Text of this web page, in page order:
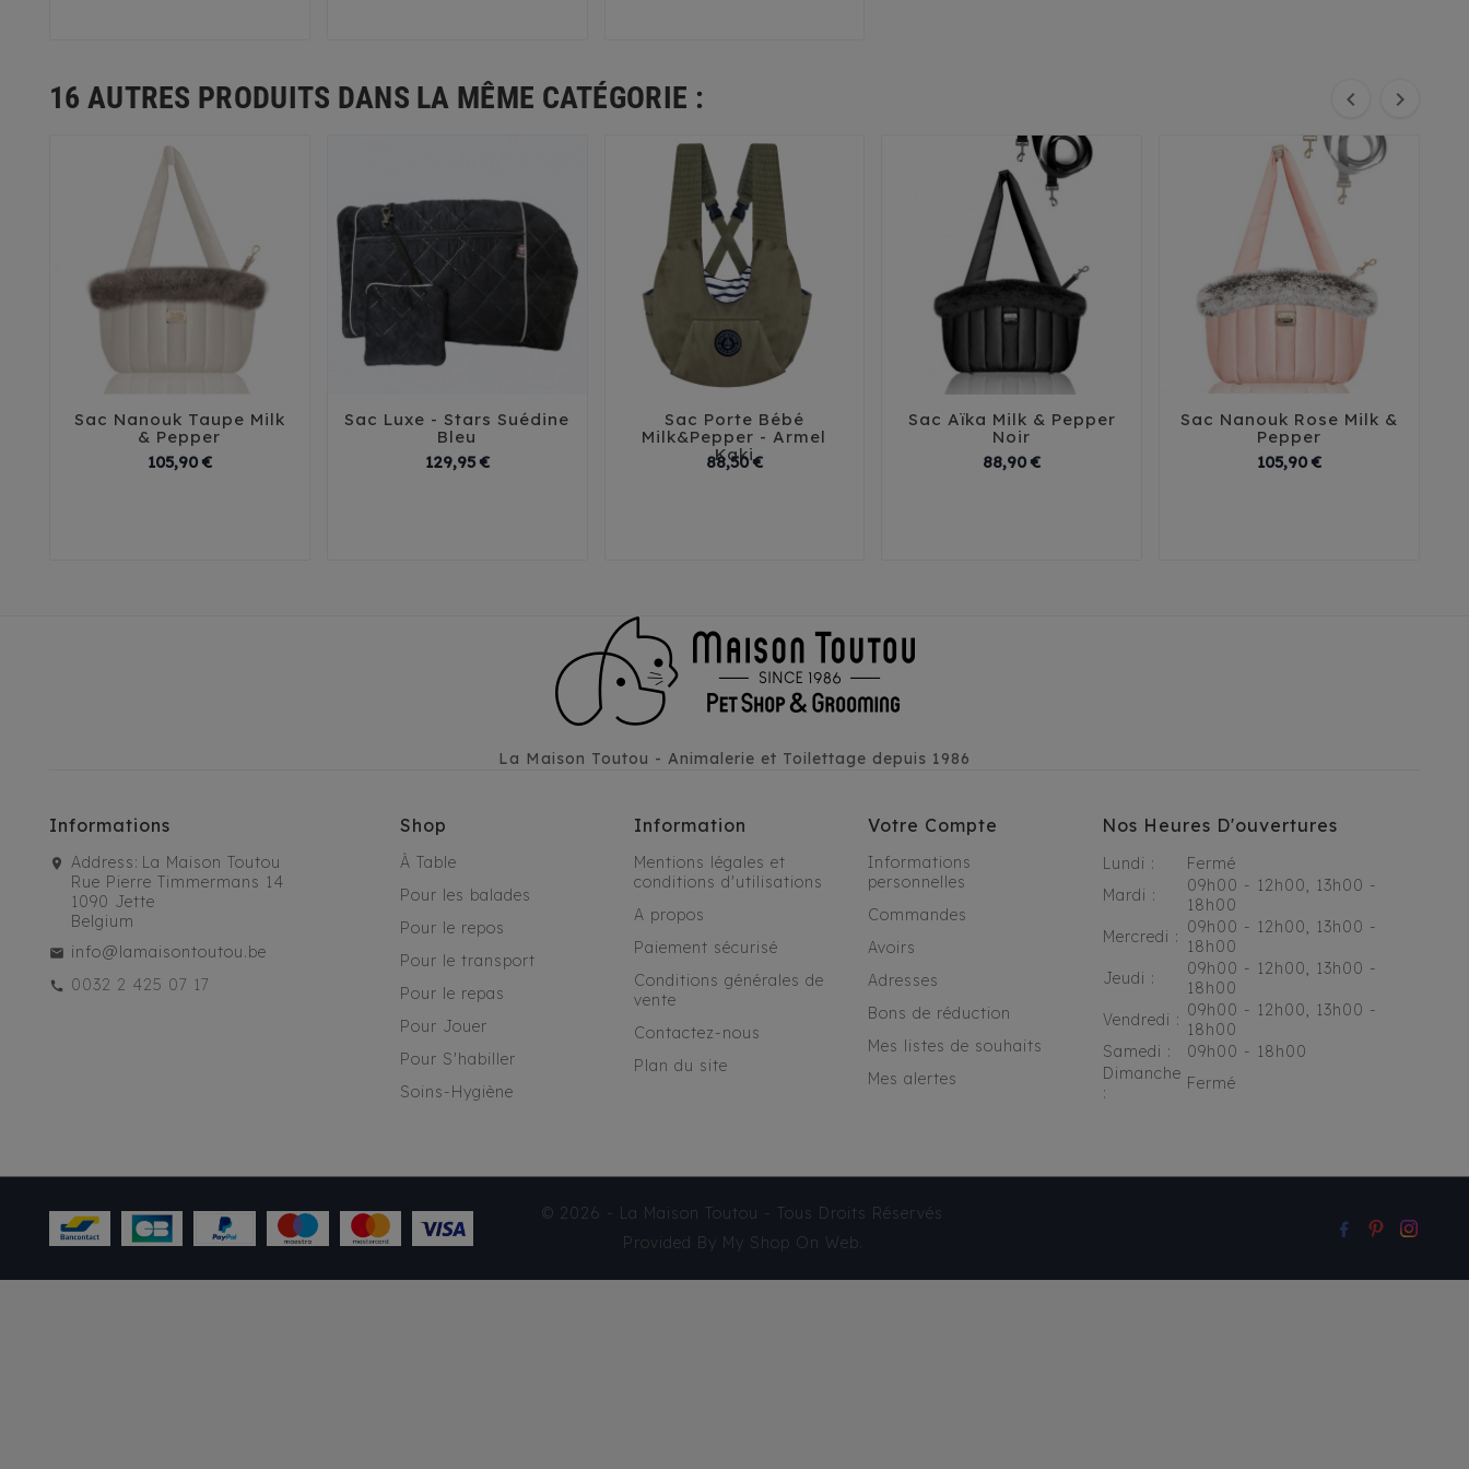
16 AUTRES PRODUITS DANS LA MÊME CATÉGORIE :  
  
Sac Nanouk Taupe Milk
& Pepper
105,90 €Prix

Sac Luxe - Stars Suédine
Bleu
129,95 €Prix
  
Sac Porte Bébé
Milk&Pepper - Armel
Kaki
88,50 €Prix

Sac Aïka Milk & Pepper
Noir
88,90 €Prix

Sac Nanouk Rose Milk &
Pepper
105,90 €Prix
La Maison Toutou - Animalerie et Toilettage depuis 1986
Informations
Address: La Maison Toutou
Rue Pierre Timmermans 14
1090 Jette
Belgium
info@lamaisontoutou.be
0032 2 425 07 17
Shop
À Table
Pour les balades
Pour le repos
Pour le transport
Pour le repas
Pour Jouer
Pour S'habiller
Soins-Hygiène
Information
Mentions légales et
conditions d'utilisations
A propos
Paiement sécurisé
Conditions générales de
vente
Contactez-nous
Plan du site
Votre Compte
Informations
personnelles
Commandes
Avoirs
Adresses
Bons de réduction
Mes listes de souhaits
Mes alertes
Nos Heures D'ouvertures
Lundi :
Fermé
Mardi :
09h00 - 12h00, 13h00 -
18h00
Mercredi : 09h00 - 12h00, 13h00 -
18h00
Jeudi :
09h00 - 12h00, 13h00 -
18h00
Vendredi : 09h00 - 12h00, 13h00 -
18h00
Samedi :
09h00 - 18h00
Dimanche
:
Fermé
© 2026 - La Maison Toutou - Tous Droits Réservés
Provided By My Shop On Web